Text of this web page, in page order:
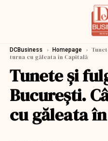
DCBusiness › Homepage ›
turna cu găleata în Capitală
Tunete și
București.
cu găleata